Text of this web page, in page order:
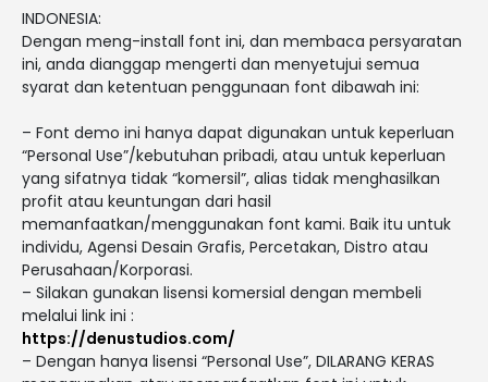
INDONESIA:
Dengan meng-install font ini, dan membaca persyaratan
ini, anda dianggap mengerti dan menyetujui semua
syarat dan ketentuan penggunaan font dibawah ini:
– Font demo ini hanya dapat digunakan untuk keperluan
“Personal Use”/kebutuhan pribadi, atau untuk keperluan
yang sifatnya tidak “komersil”, alias tidak menghasilkan
profit atau keuntungan dari hasil
memanfaatkan/menggunakan font kami. Baik itu untuk
individu, Agensi Desain Grafis, Percetakan, Distro atau
Perusahaan/Korporasi.
– Silakan gunakan lisensi komersial dengan membeli
melalui link ini :
https://denustudios.com/
– Dengan hanya lisensi “Personal Use”, DILARANG KERAS